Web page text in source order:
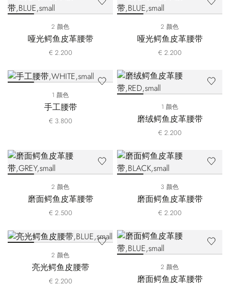
2 颜色
哑光鳄鱼皮革腰带
€ 2.200
2 颜色
哑光鳄鱼皮革腰带
€ 2.200
1 颜色
手工腰带
€ 3.800
1 颜色
磨绒鳄鱼皮革腰带
€ 2.200
2 颜色
磨面鳄鱼皮革腰带
€ 2.500
3 颜色
磨面鳄鱼皮革腰带
€ 2.200
2 颜色
亮光鳄鱼皮腰带
€ 2.200
2 颜色
磨面鳄鱼皮革腰带